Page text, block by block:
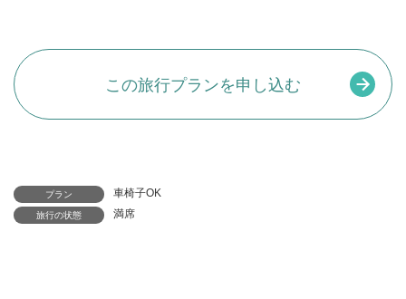
この旅行プランを申し込む
プラン 車椅子OK
旅行の状態 満席